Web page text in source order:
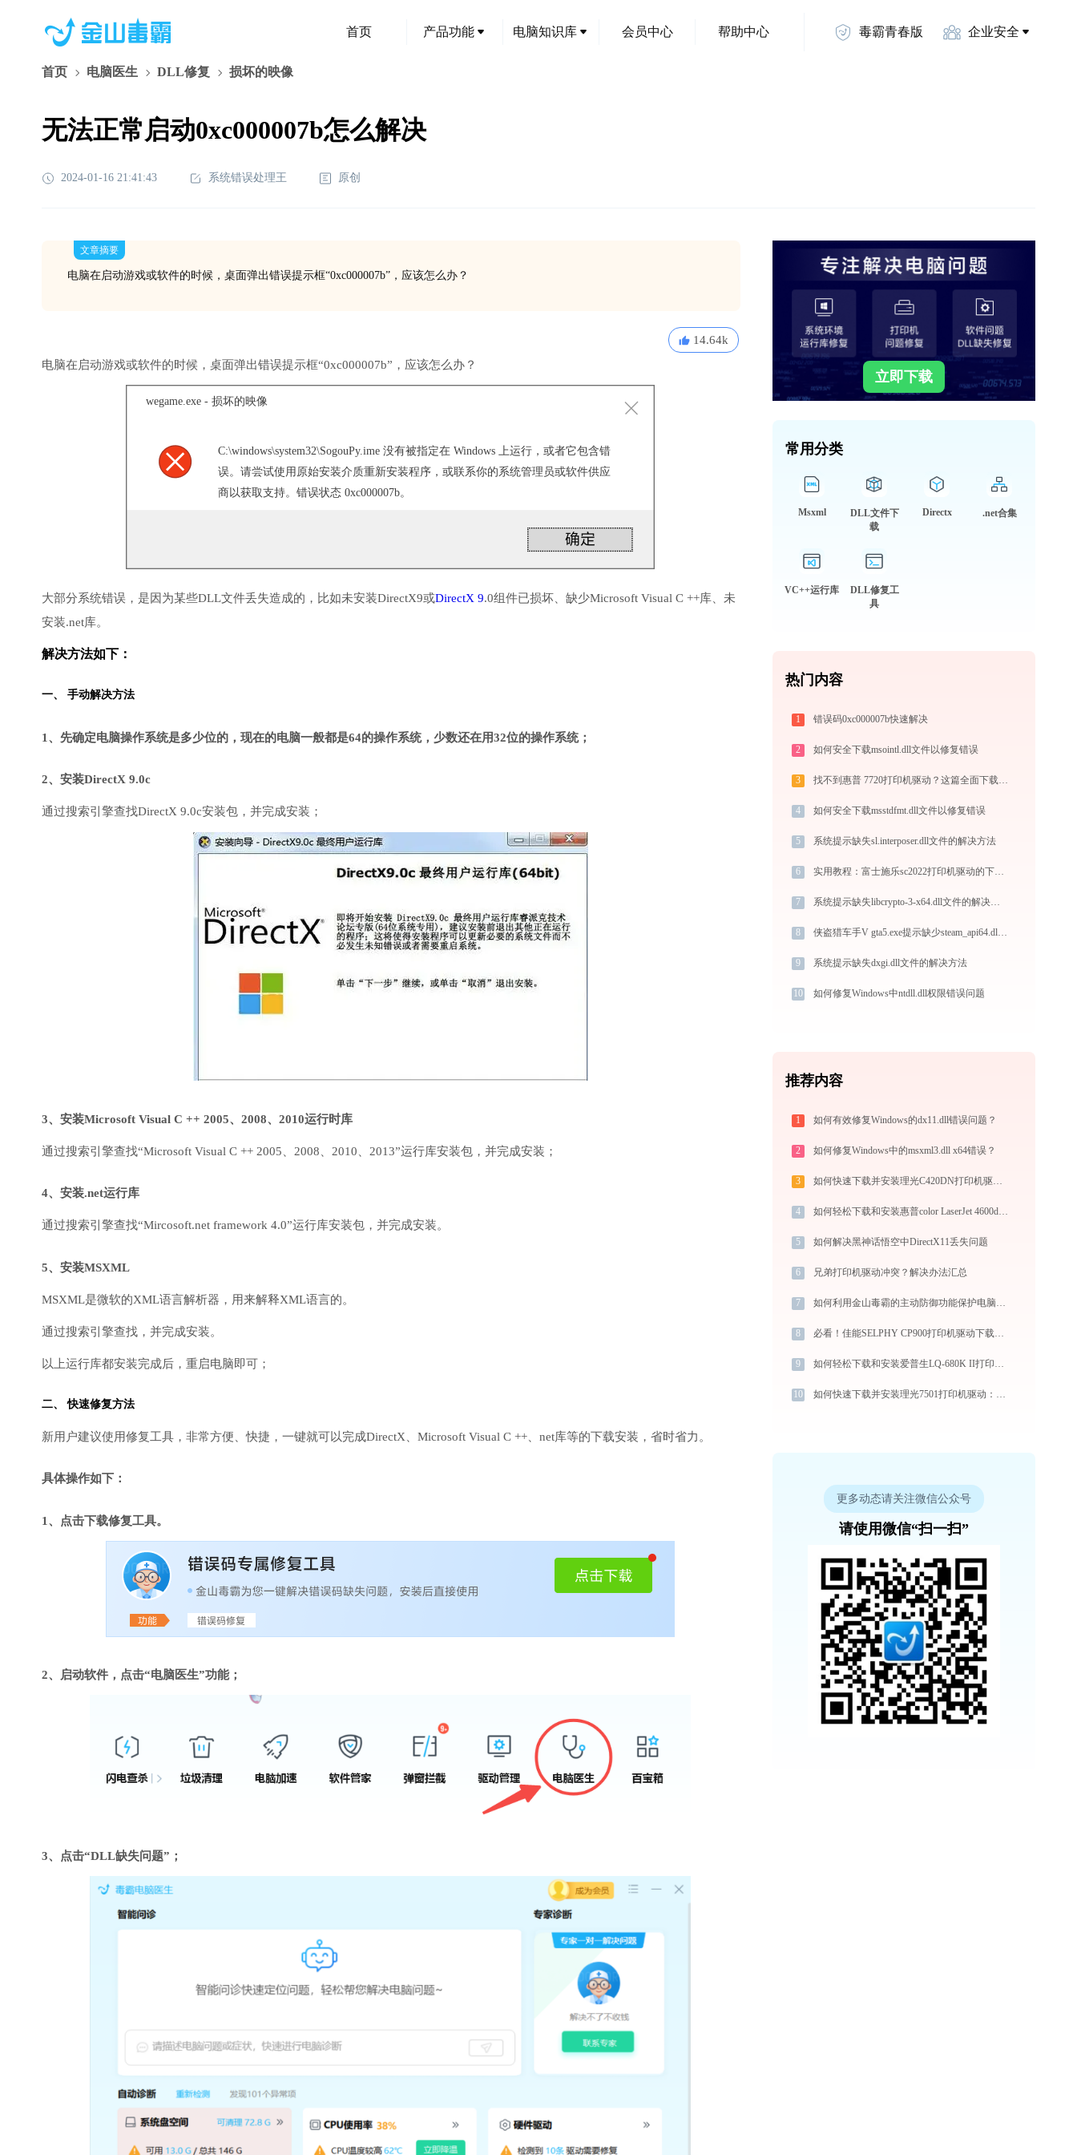
首页 产品功能 电脑知识库 会员中心 帮助中心 毒霸青春版 企业安全
首页 电脑医生 DLL修复 损坏的映像
无法正常启动0xc000007b怎么解决
2024-01-16 21:41:43 系统错误处理王 原创
文章摘要
电脑在启动游戏或软件的时候，桌面弹出错误提示框“0xc000007b”，应该怎么办？
14.64k
电脑在启动游戏或软件的时候，桌面弹出错误提示框“0xc000007b”，应该怎么办？
wegame.exe - 损坏的映像
C:\windows\system32\SogouPy.ime 没有被指定在 Windows 上运行，或者它包含错
误。请尝试使用原始安装介质重新安装程序，或联系你的系统管理员或软件供应
商以获取支持。错误状态 0xc000007b。
大部分系统错误，是因为某些DLL文件丢失造成的，比如未安装DirectX9或DirectX 9.0组件已损坏、缺少Microsoft Visual C ++库、未
安装.net库。
解决方法如下：
一、 手动解决方法
1、先确定电脑操作系统是多少位的，现在的电脑一般都是64的操作系统，少数还在用32位的操作系统；
2、安装DirectX 9.0c
通过搜索引擎查找DirectX 9.0c安装包，并完成安装；
3、安装Microsoft Visual C ++ 2005、2008、2010运行时库
通过搜索引擎查找“Microsoft Visual C ++ 2005、2008、2010、2013”运行库安装包，并完成安装；
4、安装.net运行库
通过搜索引擎查找“Mircosoft.net framework 4.0”运行库安装包，并完成安装。
5、安装MSXML
MSXML是微软的XML语言解析器，用来解释XML语言的。
通过搜索引擎查找，并完成安装。
以上运行库都安装完成后，重启电脑即可；
二、 快速修复方法
新用户建议使用修复工具，非常方便、快捷，一键就可以完成DirectX、Microsoft Visual C ++、net库等的下载安装，省时省力。
具体操作如下：
1、点击下载修复工具。
2、启动软件，点击“电脑医生”功能；
3、点击“DLL缺失问题”；
立即下载
常用分类
Msxml
DLL文件下
载
Directx .net合集
VC++运行库
DLL修复工
具
热门内容
1 错误码0xc000007b快速解决
2 如何安全下载msointl.dll文件以修复错误
3 找不到惠普 7720打印机驱动？这篇全面下载安装指南帮到你
4 如何安全下载msstdfmt.dll文件以修复错误
5 系统提示缺失sl.interposer.dll文件的解决方法
6 实用教程：富士施乐sc2022打印机驱动的下载与安装技巧
7 系统提示缺失libcrypto-3-x64.dll文件的解决方法
8 侠盗猎车手V gta5.exe提示缺少steam_api64.dll文件的解决办法
9 系统提示缺失dxgi.dll文件的解决方法
10 如何修复Windows中ntdll.dll权限错误问题
推荐内容
1 如何有效修复Windows的dx11.dll错误问题？
2 如何修复Windows中的msxml3.dll x64错误？
3 如何快速下载并安装理光C420DN打印机驱动：详细步骤解析
4 如何轻松下载和安装惠普color LaserJet 4600dtn打印机驱动？跟着这篇指南走
5 如何解决黑神话悟空中DirectX11丢失问题
6 兄弟打印机驱动冲突？解决办法汇总
7 如何利用金山毒霸的主动防御功能保护电脑安全？
8 必看！佳能SELPHY CP900打印机驱动下载与安装的正确姿势
9 如何轻松下载和安装爱普生LQ-680K II打印机驱动？跟着这篇指南走
10 如何快速下载并安装理光7501打印机驱动：详细步骤解析
更多动态请关注微信公众号
请使用微信“扫一扫”